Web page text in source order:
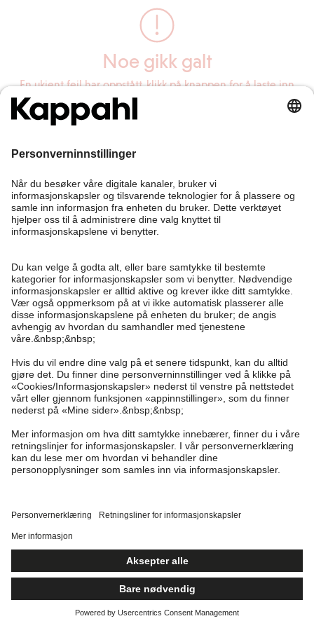
Noe gikk galt
En ukjent feil har oppstått, klikk på knappen for å laste inn
siden på nytt.